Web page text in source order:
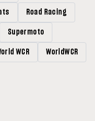
Road Racing
Supermoto
WCR WorldWCR